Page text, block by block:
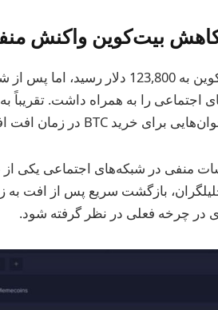
را به همراه داشت. تقریباً به
منفی در شبکه‌های اجتماعی یکی
در چرخه فعلی در نظر گرفته شود.